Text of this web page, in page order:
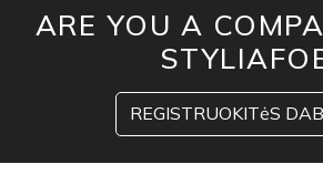
ARE YOU A
REGISTRUOKITėS